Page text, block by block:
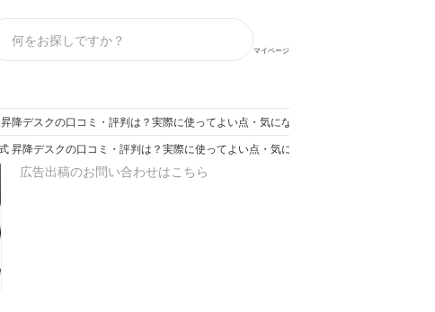
マイページ
降デスクの口コミ・評判は？実際に使ってよい点・気になる点を徹底レビュー！
昇降デスクの口コミ・評判は？実際に使ってよい点・気になる点を徹底レビュー！
広告出稿のお問い合わせはこちら